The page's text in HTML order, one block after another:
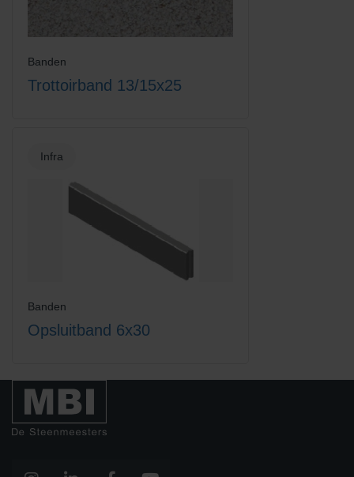
Banden
Trottoirband 13/15x25
Infra
Banden
Opsluitband 6x30